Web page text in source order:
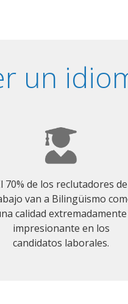
un
70% de los reclutadores de
van a Bilingüismo
calidad extremadamente
impresionante en los
candidatos laborales.